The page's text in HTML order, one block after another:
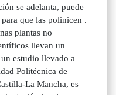
se adelanta, puede
que las polinicen .
plantas no
llevan un
estudio llevado a
Politécnica de
La Mancha, es